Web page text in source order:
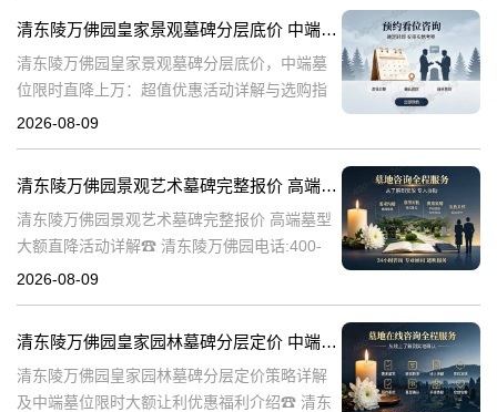
清东陵万佛园皇家景观墓碑分层底价 中端墓位限时直降上万：超值优惠活动详解与选购指南
清东陵万佛园皇家景观墓碑分层底价，中端墓
位限时直降上万：超值优惠活动详解与选购指
南☎ 清东陵万佛园电话:400-838-5063清东陵
2026-08-09
清东陵万佛园景观艺术墓碑完整报价 高端墓型大额直降活动详解
清东陵万佛园景观艺术墓碑完整报价 高端墓型
大额直降活动详解☎ 清东陵万佛园电话:400-
838-5063清东陵万佛园，作为中国著名的皇家
2026-08-09
清东陵万佛园皇家园林墓碑分层定价 中端墓位限时大额让利详解及优惠福利
清东陵万佛园皇家园林墓碑分层定价策略详解
及中端墓位限时大额让利优惠福利介绍☎ 清东